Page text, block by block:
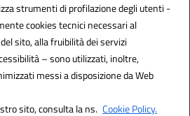
strumenti di profilazione degli utenti -
cookies tecnici necessari al
sito, alla fruibilità dei servizi
– sono utilizzati, inoltre,
messi a disposizione da Web
sito, consulta la ns. Cookie Policy.
UF7W9K
by 3D Solution S.r.l.